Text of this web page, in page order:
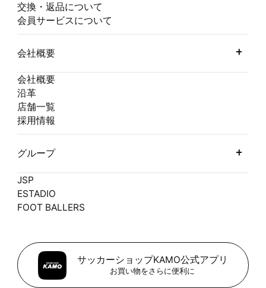
交換・返品について
会員サービスについて
会社概要
会社概要
沿革
店舗一覧
採用情報
グループ
JSP
ESTADIO
FOOT BALLERS
サッカーショップKAMO公式アプリ
お買い物をさらに便利に